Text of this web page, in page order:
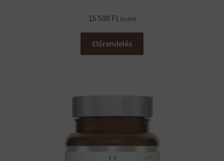
15 500 Ft bruttó
Előrendelés